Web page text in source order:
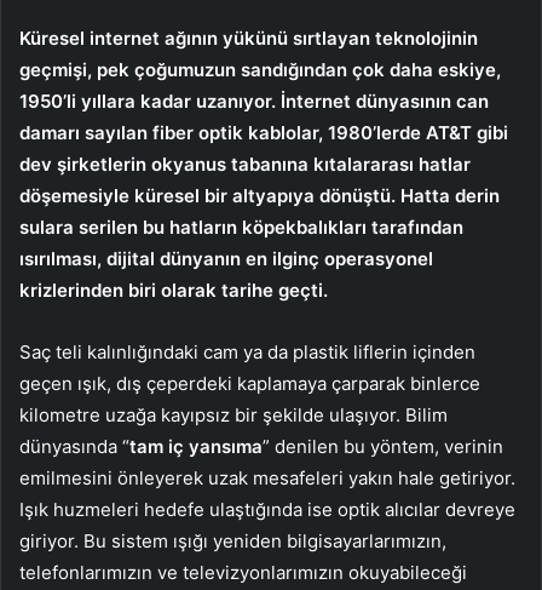
Küresel internet ağının yükünü sırtlayan teknolojinin
geçmişi, pek çoğumuzun sandığından çok daha eskiye,
1950’li yıllara kadar uzanıyor. İnternet dünyasının can
damarı sayılan fiber optik kablolar, 1980’lerde AT&T gibi
dev şirketlerin okyanus tabanına kıtalararası hatlar
döşemesiyle küresel bir altyapıya dönüştü. Hatta derin
sulara serilen bu hatların köpekbalıkları tarafından
ısırılması, dijital dünyanın en ilginç operasyonel
krizlerinden biri olarak tarihe geçti.
Saç teli kalınlığındaki cam ya da plastik liflerin içinden
geçen ışık, dış çeperdeki kaplamaya çarparak binlerce
kilometre uzağa kayıpsız bir şekilde ulaşıyor. Bilim
dünyasında “tam iç yansıma” denilen bu yöntem, verinin
emilmesini önleyerek uzak mesafeleri yakın hale getiriyor.
Işık huzmeleri hedefe ulaştığında ise optik alıcılar devreye
giriyor. Bu sistem ışığı yeniden bilgisayarlarımızın,
telefonlarımızın ve televizyonlarımızın okuyabileceği